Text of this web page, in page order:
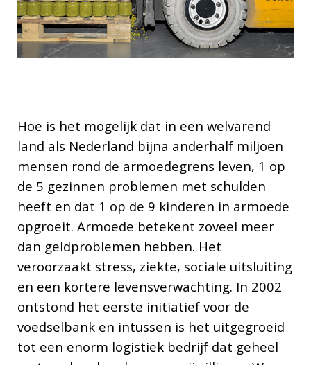
Hoe is het mogelijk dat in een welvarend
land als Nederland bijna anderhalf miljoen
mensen rond de armoedegrens leven, 1 op
de 5 gezinnen problemen met schulden
heeft en dat 1 op de 9 kinderen in armoede
opgroeit. Armoede betekent zoveel meer
dan geldproblemen hebben. Het
veroorzaakt stress, ziekte, sociale uitsluiting
en een kortere levensverwachting. In 2002
ontstond het eerste initiatief voor de
voedselbank en intussen is het uitgegroeid
tot een enorm logistiek bedrijf dat geheel